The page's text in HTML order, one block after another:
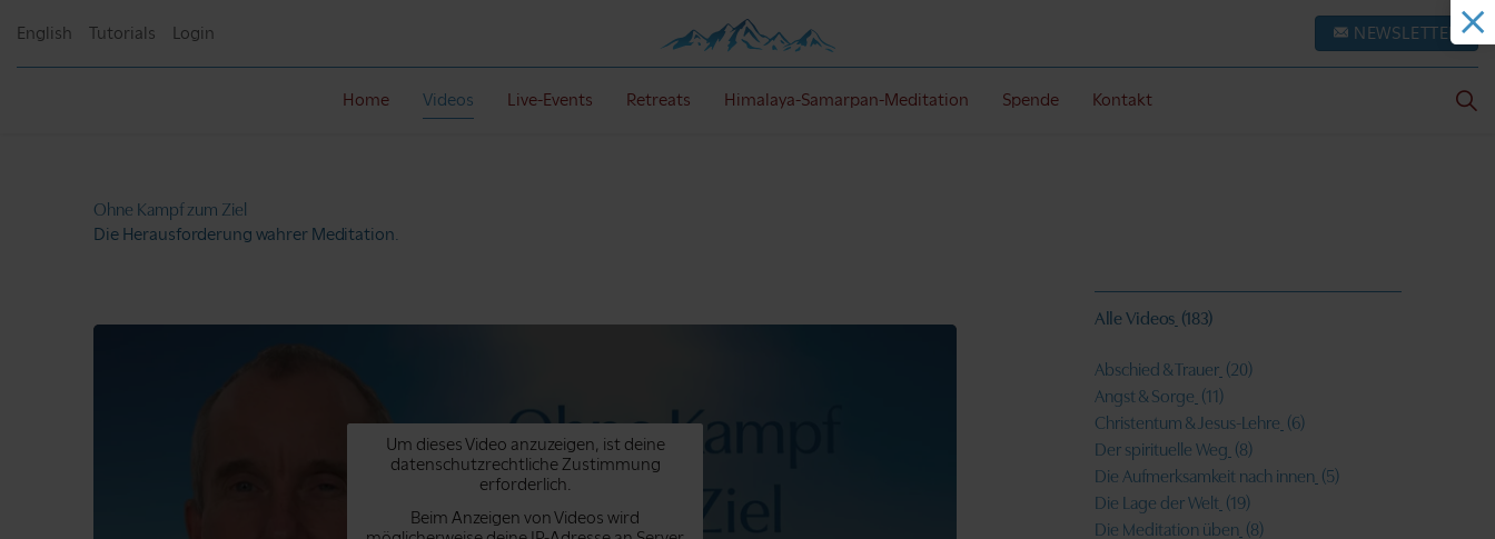
Home Videos Live-Events Retreats Himalaya-Samarpan-Meditation Spende Kontakt
English Tutorials Login NEWSLETTER
Ohne Kampfzum Ziel
Die Herausforderung wahrer Meditation.
Um dieses Video anzuzeigen, ist deine
datenschutzrechtliche Zustimmung
erforderlich.
Beim Anzeigen von Videos wird
Alle Videos (183)
Abschied & Trauer (20)
Angst & Sorge (11)
Christentum & Jesus-Lehre (6)
Der spirituelle Weg (8)
Die Aufmerksamkeit nach innen (5)
Die Lage der Welt (19)
Die Meditation üben (8)